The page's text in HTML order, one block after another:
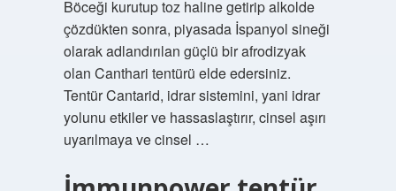
Böceği kurutup toz haline getirip alkolde
çözdükten sonra, piyasada İspanyol sineği
olarak adlandırılan güçlü bir afrodizyak
olan Canthari tentürü elde edersiniz.
Tentür Cantarid, idrar sistemini, yani idrar
yolunu etkiler ve hassaslaştırır, cinsel aşırı
uyarılmaya ve cinsel …